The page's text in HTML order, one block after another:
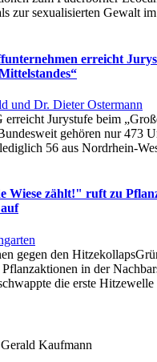
zur sexualisierten Gewalt
erreicht
Jurystufe beim
gehören nur 473
56 aus Nordrhein-
Wiese zählt!" ruft zu
gegen den
in der
die erste
Gerald Kaufmann